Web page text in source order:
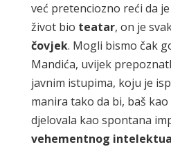
već pretenciozno reći da
život bio teatar, on je
čovjek. Mogli bismo čak
Mandića, uvijek
javnim istupima, koju je
manira tako da bi, baš
djelovala kao spontana
vehementnog